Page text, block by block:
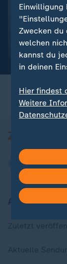
Bilderserie
Promi-News in
Ralf
Aktuell bei
Einwilligung
Zwecken du
welchen
kannst du
in deinen
Hier findest
Weitere